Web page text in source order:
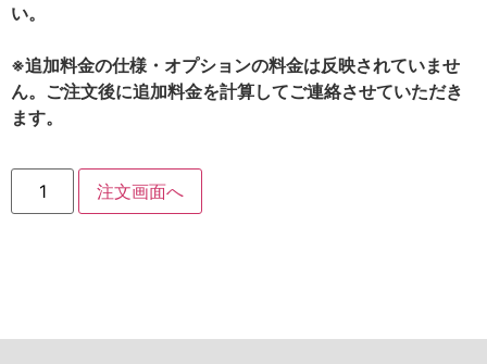
い。
※追加料金の仕様・オプションの料金は反映されていませ
ん。ご注文後に追加料金を計算してご連絡させていただき
ます。
注文画面へ